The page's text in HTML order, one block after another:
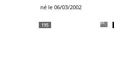
né le 06/03/2002
195